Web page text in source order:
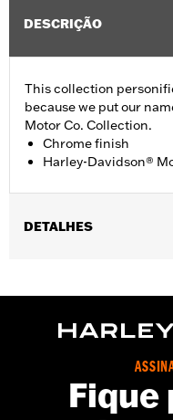
DESCRIÇÃO
This collection
because we put our
Motor Co. Collection.
Chrome finish
Harley-Davidson®
DETALHES
Primary Cover P/N
Installation
Harley-
Sold In Units: Each
Die-cast
Fique